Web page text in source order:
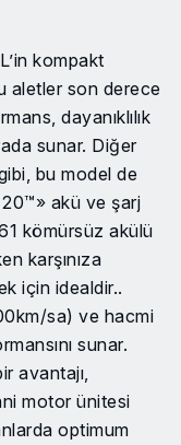
kompakt
aletler son derece
dayanıklılık
sunar. Diğer
bu model de
akü ve şarj
kömürsüz akülü
karşınıza
için idealdir..
sa) ve hacmi
sunar.
avantajı,
motor ünitesi
optimum